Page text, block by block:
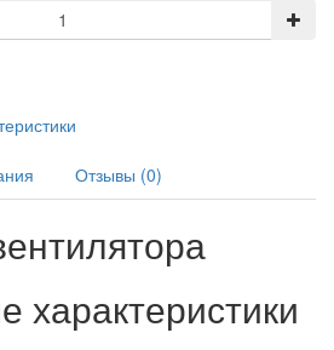
Отзывы (0)
характеристики